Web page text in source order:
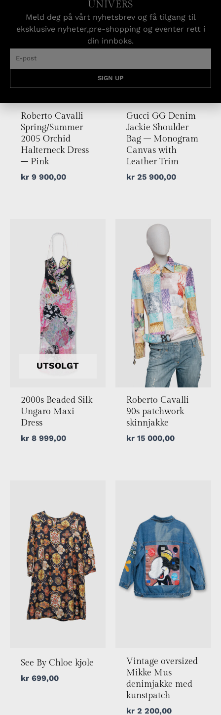
Roberto Cavalli
Spring/Summer
2005 Orchid
Halterneck Dress
– Pink
kr9 900,00
Gucci GG Denim
Jackie Shoulder
Bag – Monogram
Canvas with
Leather Trim
kr25 900,00
UTSOLGT
2000s Beaded Silk
Ungaro Maxi
Dress
kr8 999,00
Roberto Cavalli
90s patchwork
skinnjakke
kr15 000,00
See By Chloe kjole
kr699,00
Vintage oversized
Mikke Mus
denimjakke med
kunstpatch
kr2 200,00
UNIVERS
Meld deg på vårt nyhetsbrev og få tilgang til
eksklusive nyheter,pre-shopping og eventer rett i
din innboks.
SIGN UP